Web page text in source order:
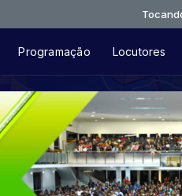
Tocando agora:
Programação Locutores